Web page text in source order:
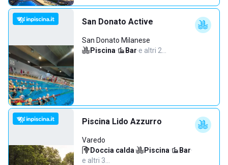
San Donato Active
San Donato Milanese
Piscina· Bar·e altri 2…
Piscina Lido Azzurro
Varedo
Doccia calda· Piscina· Bar·
e altri 3…